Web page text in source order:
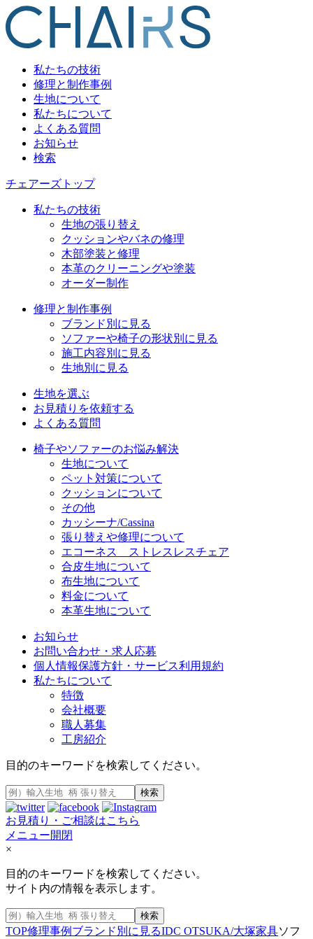
私たちの技術
修理と制作事例
生地について
私たちについて
よくある質問
お知らせ
検索
チェアーズトップ
私たちの技術
生地の張り替え
クッションやバネの修理
木部塗装と修理
本革のクリーニングや塗装
オーダー制作
修理と制作事例
ブランド別に見る
ソファーや椅子の形状別に見る
施工内容別に見る
生地別に見る
生地を選ぶ
お見積りを依頼する
よくある質問
椅子やソファーのお悩み解決
生地について
ペット対策について
クッションについて
その他
カッシーナ/Cassina
張り替えや修理について
エコーネス ストレスレスチェア
合皮生地について
布生地について
料金について
本革生地について
お知らせ
お問い合わせ・求人応募
個人情報保護方針・サービス利用規約
私たちについて
特徴
会社概要
職人募集
工房紹介
目的のキーワードを検索してください。
検索
お見積り・ご相談はこちら
メニュー開閉
×
目的のキーワードを検索してください。
サイト内の情報を表示します。
検索
TOP修理事例 ブランド別に見るIDC OTSUKA/大塚家具ソフ